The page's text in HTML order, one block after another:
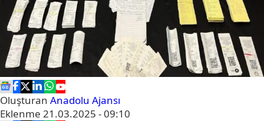
Oluşturan Anadolu Ajansı
Eklenme 21.03.2025 - 09:10